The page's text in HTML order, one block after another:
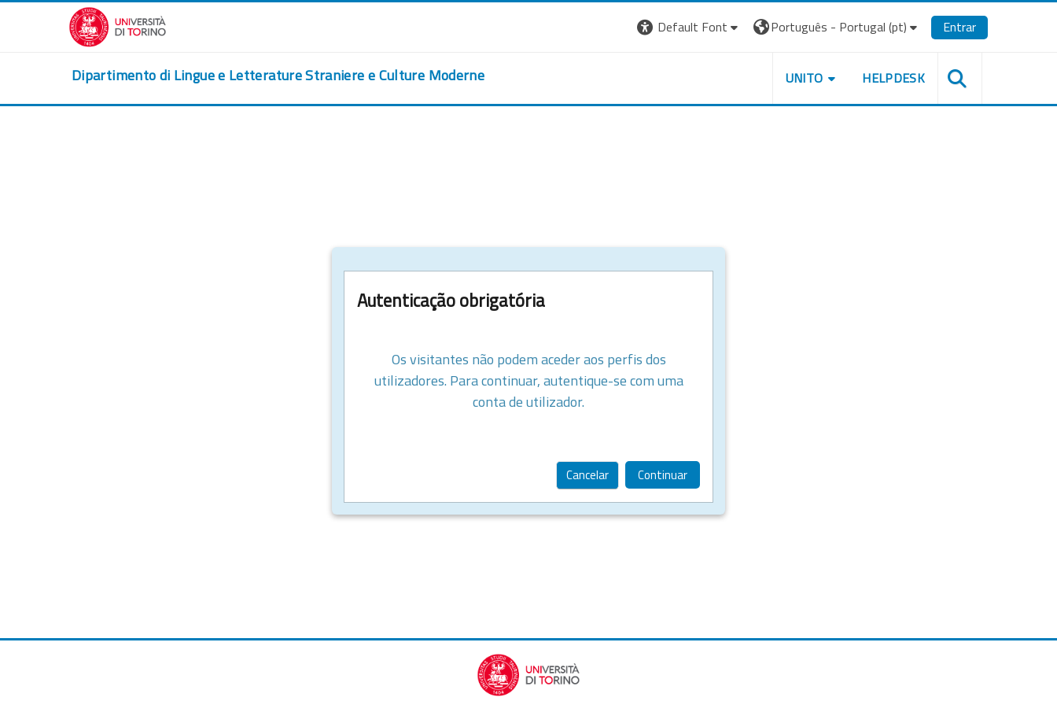
Ir para o conteúdo principal
Default Font
Português - Portugal ‎(pt)‎ Entrar
Dipartimento di Lingue e Letterature Straniere e Culture Moderne UNITO HELPDESK
Autenticação obrigatória
Os visitantes não podem aceder aos perfis dos
utilizadores. Para continuar, autentique-se com uma
conta de utilizador.
Cancelar Continuar